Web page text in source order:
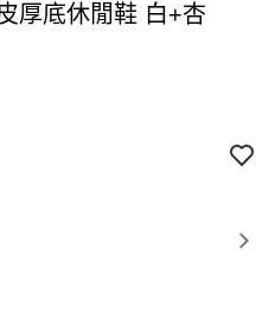
厚底休閒鞋 白+杏